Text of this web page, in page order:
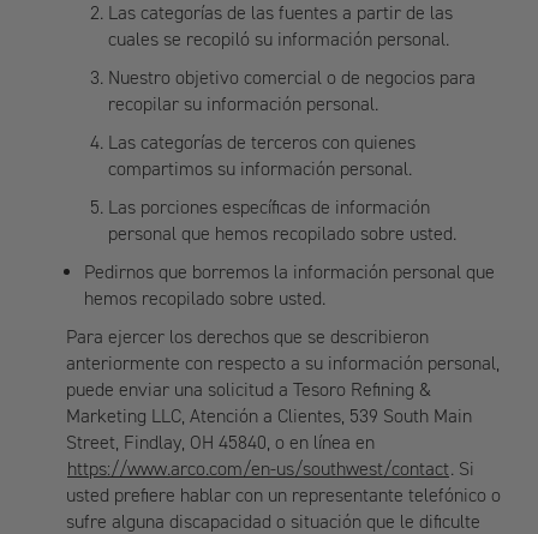
Las categorías de las fuentes a partir de las
cuales se recopiló su información personal.
Nuestro objetivo comercial o de negocios para
recopilar su información personal.
Las categorías de terceros con quienes
compartimos su información personal.
Las porciones específicas de información
personal que hemos recopilado sobre usted.
Pedirnos que borremos la información personal que
hemos recopilado sobre usted.
Para ejercer los derechos que se describieron
anteriormente con respecto a su información personal,
puede enviar una solicitud a Tesoro Refining &
Marketing LLC, Atención a Clientes, 539 South Main
Street, Findlay, OH 45840, o en línea en
https://www.arco.com/en-us/southwest/contact. Si
usted prefiere hablar con un representante telefónico o
sufre alguna discapacidad o situación que le dificulte